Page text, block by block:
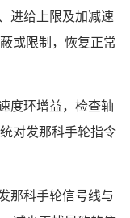
进给上限及加减速
或限制，恢复正常
度环增益，检查轴
对发那科手轮指令
那科手轮信号线与